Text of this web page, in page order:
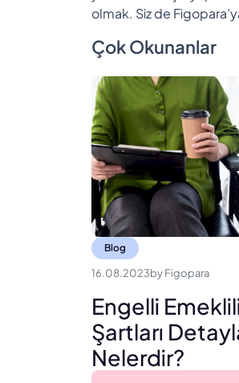
olmak. Siz de
Çok Okunanlar
Blog
16.08.2023byFigopara
Engelli
Şartları
Nelerdir?